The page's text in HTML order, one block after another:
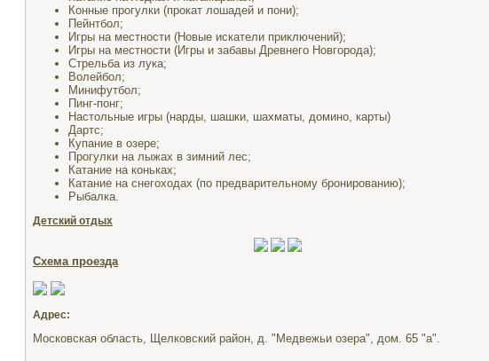
Конные прогулки (прокат лошадей и пони);
Пейнтбол;
Игры на местности (Новые искатели приключений);
Игры на местности (Игры и забавы Древнего Новгорода);
Стрельба из лука;
Волейбол;
Минифутбол;
Пинг-понг;
Настольные игры (нарды, шашки, шахматы, домино, карты)
Дартс;
Купание в озере;
Прогулки на лыжах в зимний лес;
Катание на коньках;
Катание на снегоходах (по предварительному бронированию);
Рыбалка.
Детский отдых
Схема проезда
Адрес:
Московская область, Щелковский район, д. "Медвежьи озера", дом. 65 "а".